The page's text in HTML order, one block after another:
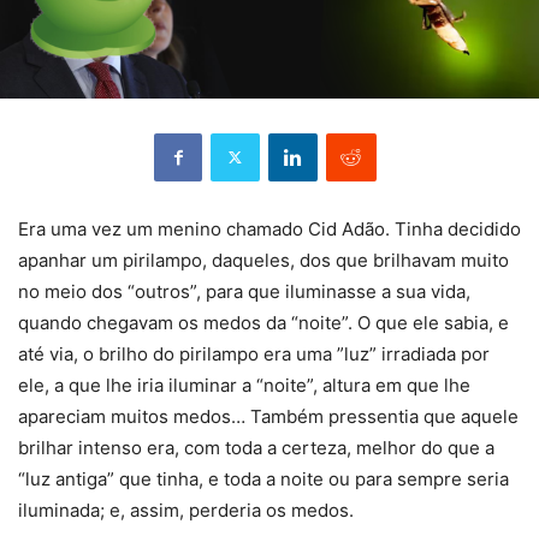
Era uma vez um menino chamado Cid Adão. Tinha decidido
apanhar um pirilampo, daqueles, dos que brilhavam muito
no meio dos “outros”, para que iluminasse a sua vida,
quando chegavam os medos da “noite”. O que ele sabia, e
até via, o brilho do pirilampo era uma ”luz” irradiada por
ele, a que lhe iria iluminar a “noite”, altura em que lhe
apareciam muitos medos… Também pressentia que aquele
brilhar intenso era, com toda a certeza, melhor do que a
“luz antiga” que tinha, e toda a noite ou para sempre seria
iluminada; e, assim, perderia os medos.